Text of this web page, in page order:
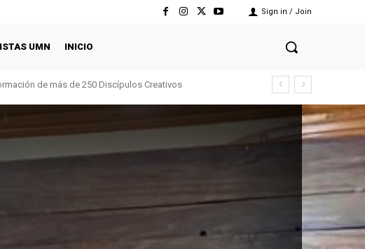
Sign in / Join
UMN INICIO
de más de 250 Discípulos Creativos